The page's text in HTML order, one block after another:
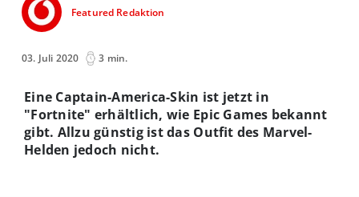
Featured Redaktion
03. Juli 2020 3 min.
Eine Captain-America-Skin ist jetzt in
"Fortnite" erhältlich, wie Epic Games bekannt
gibt. Allzu günstig ist das Outfit des Marvel-
Helden jedoch nicht.